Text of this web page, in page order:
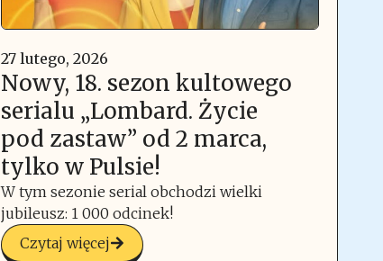
27 lutego, 2026
Nowy, 18. sezon kultowego
serialu „Lombard. Życie
pod zastaw” od 2 marca,
tylko w Pulsie!
W tym sezonie serial obchodzi wielki
jubileusz: 1 000 odcinek!
Czytaj więcej